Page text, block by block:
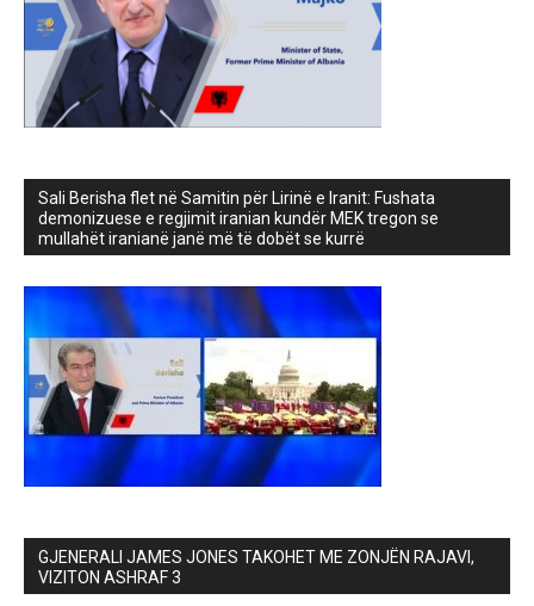
Sali Berisha flet në Samitin për Lirinë e Iranit: Fushata
demonizuese e regjimit iranian kundër MEK tregon se
mullahët iranianë janë më të dobët se kurrë
GJENERALI JAMES JONES TAKOHET ME ZONJËN RAJAVI,
VIZITON ASHRAF 3